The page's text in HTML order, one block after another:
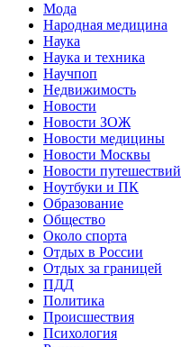
Мода
Народная медицина
Наука
Наука и техника
Научпоп
Недвижимость
Новости
Новости ЗОЖ
Новости медицины
Новости Москвы
Новости путешествий
Ноутбуки и ПК
Образование
Общество
Около спорта
Отдых в России
Отдых за границей
ПДД
Политика
Происшествия
Психология